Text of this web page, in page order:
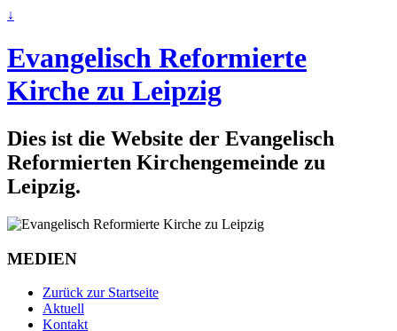
↓
Evangelisch Reformierte
Kirche zu Leipzig
Dies ist die Website der Evangelisch
Reformierten Kirchengemeinde zu
Leipzig.
MEDIEN
Zurück zur Startseite
Aktuell
Kontakt